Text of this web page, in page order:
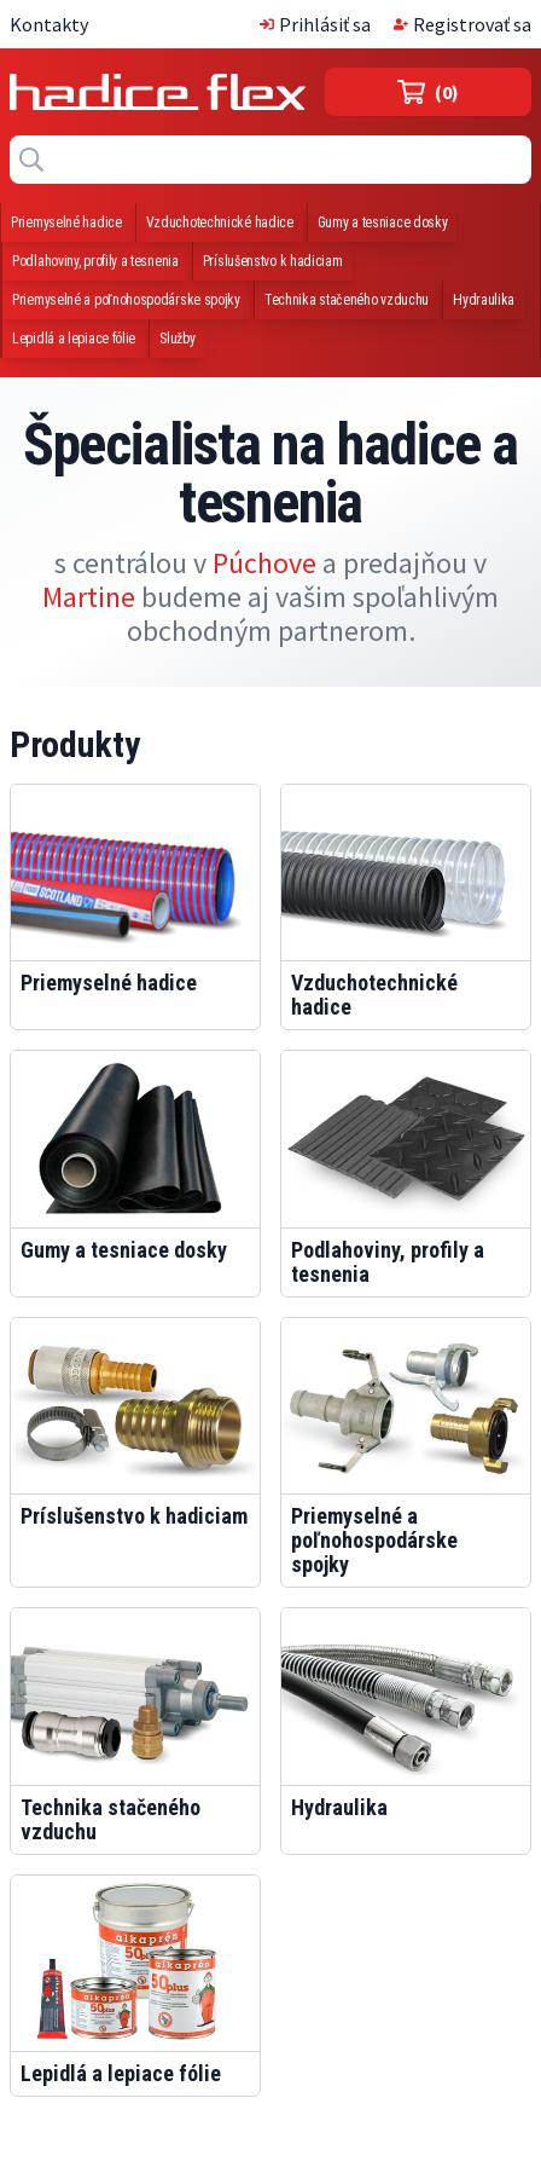
Kontakty Prihlásiť sa Registrovať sa
(0)
Priemyselné hadice Vzduchotechnické hadice Gumy a tesniace dosky
Podlahoviny, profily a tesnenia Príslušenstvo k hadiciam
Priemyselné a poľnohospodárske spojky Technika stačeného vzduchu Hydraulika
Lepidlá a lepiace fólie Služby
Špecialista na hadice a
tesnenia
s centrálou v Púchove a predajňou v
Martine budeme aj vašim spoľahlivým
obchodným partnerom.
Produkty
Priemyselné hadice
Vzduchotechnické
hadice
Gumy a tesniace dosky
Podlahoviny, profily a
tesnenia
Príslušenstvo k hadiciam
Priemyselné a
poľnohospodárske
spojky
Technika stačeného
vzduchu
Hydraulika
Lepidlá a lepiace fólie